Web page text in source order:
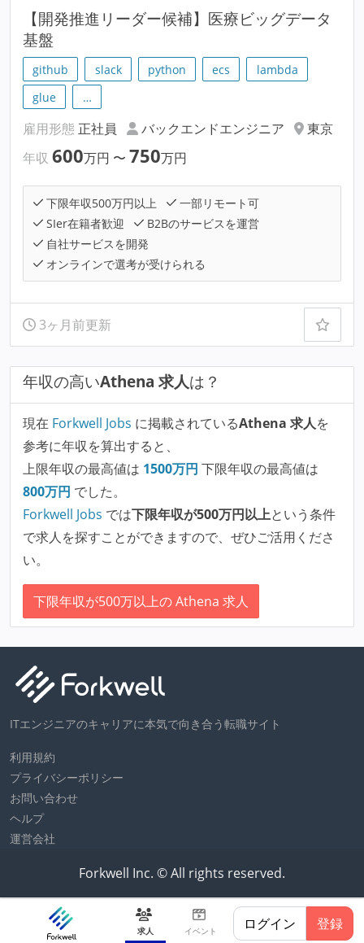
求人 イベント ログイン 登録
【開発推進リーダー候補】医療ビッグデータ
基盤
github slack python ecs
lambda
glue
…
雇用形態 正社員 バックエンドエンジニア
東京
年収 600万円 〜 750万円
下限年収500万円以上
一部リモート可
SIer在籍者歓迎
B2Bのサービスを運営
自社サービスを開発
オンラインで選考が受けられる
3ヶ月前更新
年収の高いAthena 求人は？
現在 Forkwell Jobs に掲載されているAthena 求人を
参考に年収を算出すると、
上限年収の最高値は 1500万円 下限年収の最高値は
800万円 でした。
Forkwell Jobs では下限年収が500万円以上という条件
で求人を探すことができますので、ぜひご活用くださ
い。
下限年収が500万以上の Athena 求人
ITエンジニアのキャリアに本気で向き合う転職サイト
利用規約
プライバシーポリシー
お問い合わせ
ヘルプ
運営会社
Forkwell Inc. © All rights reserved.